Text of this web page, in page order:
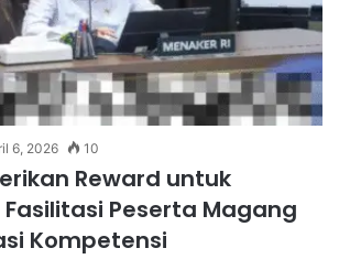
6, 2026 10
Reward untuk
Peserta Magang
Kompetensi